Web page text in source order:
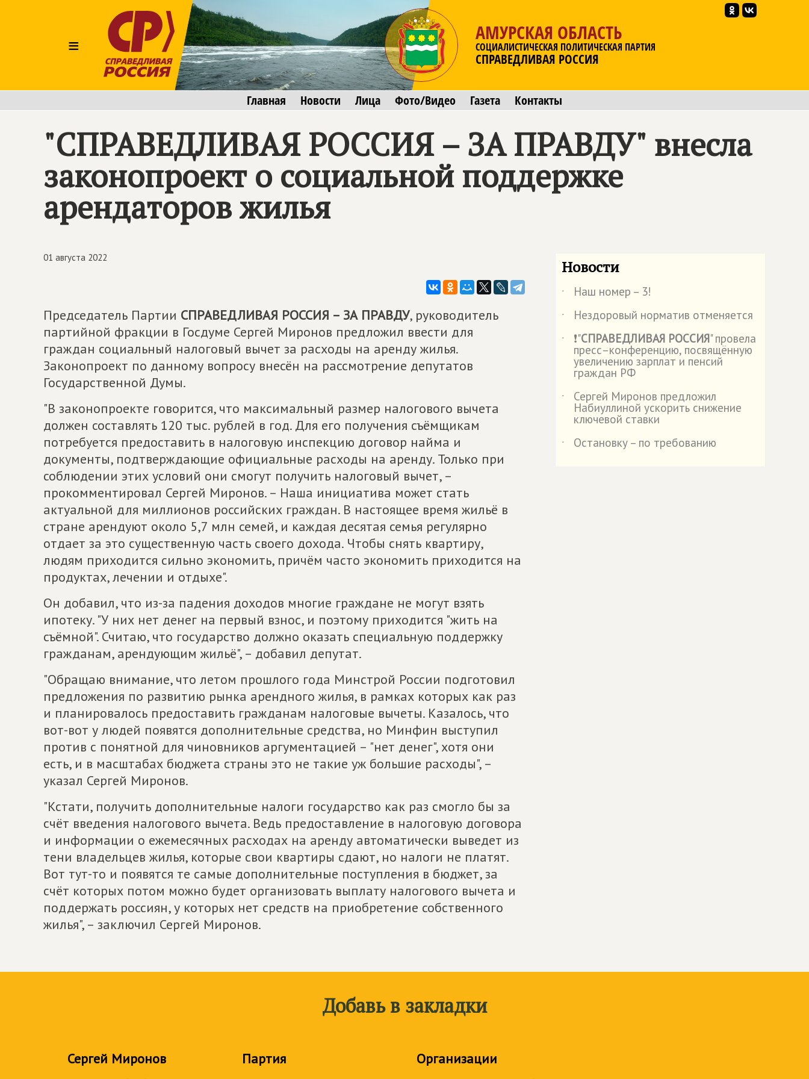
≡
АМУРСКАЯ ОБЛАСТЬ
СОЦИАЛИСТИЧЕСКАЯ ПОЛИТИЧЕСКАЯ ПАРТИЯ
СПРАВЕДЛИВАЯ РОССИЯ
Главная Новости Лица Фото/Видео Газета Контакты
"СПРАВЕДЛИВАЯ РОССИЯ – ЗА ПРАВДУ" внесла
законопроект о социальной поддержке
арендаторов жилья
01 августа 2022
Председатель Партии СПРАВЕДЛИВАЯ РОССИЯ – ЗА ПРАВДУ, руководитель
партийной фракции в Госдуме Сергей Миронов предложил ввести для
граждан социальный налоговый вычет за расходы на аренду жилья.
Законопроект по данному вопросу внесён на рассмотрение депутатов
Государственной Думы.
"В законопроекте говорится, что максимальный размер налогового вычета
должен составлять 120 тыс. рублей в год. Для его получения съёмщикам
потребуется предоставить в налоговую инспекцию договор найма и
документы, подтверждающие официальные расходы на аренду. Только при
соблюдении этих условий они смогут получить налоговый вычет, –
прокомментировал Сергей Миронов. – Наша инициатива может стать
актуальной для миллионов российских граждан. В настоящее время жильё в
стране арендуют около 5,7 млн семей, и каждая десятая семья регулярно
отдает за это существенную часть своего дохода. Чтобы снять квартиру,
людям приходится сильно экономить, причём часто экономить приходится на
продуктах, лечении и отдыхе".
Он добавил, что из-за падения доходов многие граждане не могут взять
ипотеку. "У них нет денег на первый взнос, и поэтому приходится "жить на
съёмной". Считаю, что государство должно оказать специальную поддержку
гражданам, арендующим жильё", – добавил депутат.
"Обращаю внимание, что летом прошлого года Минстрой России подготовил
предложения по развитию рынка арендного жилья, в рамках которых как раз
и планировалось предоставить гражданам налоговые вычеты. Казалось, что
вот-вот у людей появятся дополнительные средства, но Минфин выступил
против с понятной для чиновников аргументацией – "нет денег", хотя они
есть, и в масштабах бюджета страны это не такие уж большие расходы", –
указал Сергей Миронов.
"Кстати, получить дополнительные налоги государство как раз смогло бы за
счёт введения налогового вычета. Ведь предоставление в налоговую договора
и информации о ежемесячных расходах на аренду автоматически выведет из
тени владельцев жилья, которые свои квартиры сдают, но налоги не платят.
Вот тут-то и появятся те самые дополнительные поступления в бюджет, за
счёт которых потом можно будет организовать выплату налогового вычета и
поддержать россиян, у которых нет средств на приобретение собственного
жилья", – заключил Сергей Миронов.
Новости
˙
Наш номер – 3!
˙
Нездоровый норматив отменяется
˙
❗"СПРАВЕДЛИВАЯ РОССИЯ" провела
пресс–конференцию, посвящённую
увеличению зарплат и пенсий
граждан РФ
˙
Сергей Миронов предложил
Набиуллиной ускорить снижение
ключевой ставки
˙
Остановку – по требованию
Добавь в закладки
Сергей Миронов Партия Организации